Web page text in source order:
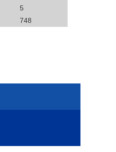
5
748